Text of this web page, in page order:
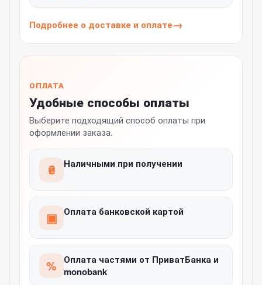
Подробнее о доставке и оплате
ОПЛАТА
Удобные способы оплаты
Выберите подходящий способ оплаты при
оформлении заказа.
₴ Наличными при получении
▣ Оплата банковской картой
% Оплата частями от ПриватБанка и
monobank